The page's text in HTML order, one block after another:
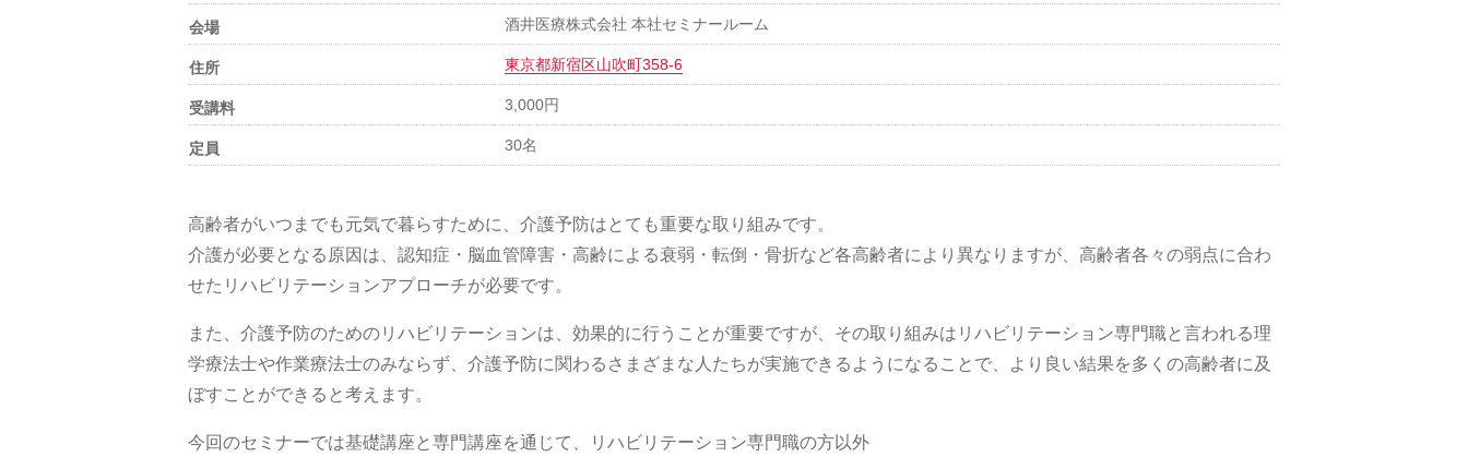
会場 酒井医療株式会社 本社セミナールーム
住所 東京都新宿区山吹町358-6
受講料 3,000円
定員 30名
高齢者がいつまでも元気で暮らすために、介護予防はとても重要な取り組みです。
介護が必要となる原因は、認知症・脳血管障害・高齢による衰弱・転倒・骨折など各高齢者により異なりますが、高齢者各々の弱点に合わ
せたリハビリテーションアプローチが必要です。
また、介護予防のためのリハビリテーションは、効果的に行うことが重要ですが、その取り組みはリハビリテーション専門職と言われる理
学療法士や作業療法士のみならず、介護予防に関わるさまざまな人たちが実施できるようになることで、より良い結果を多くの高齢者に及
ぼすことができると考えます。
今回のセミナーでは基礎講座と専門講座を通じて、リハビリテーション専門職の方以外